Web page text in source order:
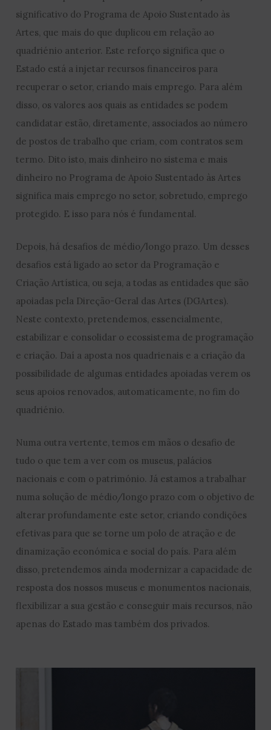
significativo do Programa de Apoio Sustentado às
Artes, que mais do que duplicou em relação ao
quadriénio anterior. Este reforço significa que o
Estado está a injetar recursos financeiros para
recuperar o setor, criando mais emprego. Para além
disso, os valores aos quais as entidades se podem
candidatar estão, diretamente, associados ao número
de postos de trabalho que criam, com contratos sem
termo. Dito isto, mais dinheiro no sistema e mais
dinheiro no Programa de Apoio Sustentado às Artes
significa mais emprego no setor, sobretudo, emprego
protegido. E isso para nós é fundamental.
Depois, há desafios de médio/longo prazo. Um desses
desafios está ligado ao setor da Programação e
Criação Artística, ou seja, a todas as entidades que são
apoiadas pela Direção-Geral das Artes (DGArtes).
Neste contexto, pretendemos, essencialmente,
estabilizar e consolidar o ecossistema de programação
e criação. Daí a aposta nos quadrienais e a criação da
possibilidade de algumas entidades apoiadas verem os
seus apoios renovados, automaticamente, no fim do
quadriénio.
Numa outra vertente, temos em mãos o desafio de
tudo o que tem a ver com os museus, palácios
nacionais e com o património. Já estamos a trabalhar
numa solução de médio/longo prazo com o objetivo de
alterar profundamente este setor, criando condições
efetivas para que se torne um polo de atração e de
dinamização económica e social do país. Para além
disso, pretendemos ainda modernizar a capacidade de
resposta dos nossos museus e monumentos nacionais,
flexibilizar a sua gestão e conseguir mais recursos, não
apenas do Estado mas também dos privados.